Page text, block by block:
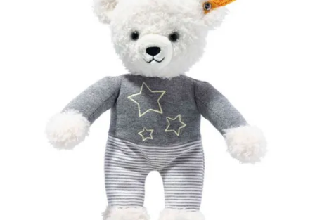
シュタイフ社製品の実物を見ることはできますか？
当店はネット販売ですので実物をお見せすることが
海外からのお取り寄せと言うことですが、商品はきち
んと届きますか？
ご安心ください！商品は確実にお届けします。
商品は直接海外から届くのですか。受取の際、関税な
どはかかりますか？
千葉県 U・Y 様 （女性）
「ChatGPTを利用したところ「くまの小屋」さ
んを紹介され…」
埼玉県 S・W 様
「送られる際にメールなどで届けて頂きとても
安心感がありました」